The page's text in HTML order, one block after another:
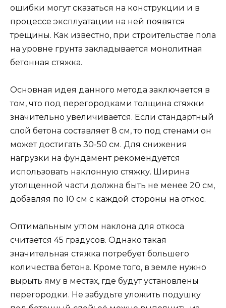
ошибки могут сказаться на конструкции и в
процессе эксплуатации на ней появятся
трещины. Как известно, при строительстве пола
на уровне грунта закладывается монолитная
бетонная стяжка.
Основная идея данного метода заключается в
том, что под перегородками толщина стяжки
значительно увеличивается. Если стандартный
слой бетона составляет 8 см, то под стенами он
может достигать 30-50 см. Для снижения
нагрузки на фундамент рекомендуется
использовать наклонную стяжку. Ширина
утолщенной части должна быть не менее 20 см,
добавляя по 10 см с каждой стороны на откос.
Оптимальным углом наклона для откоса
считается 45 градусов. Однако такая
значительная стяжка потребует большего
количества бетона. Кроме того, в земле нужно
вырыть яму в местах, где будут установлены
перегородки. Не забудьте уложить подушку